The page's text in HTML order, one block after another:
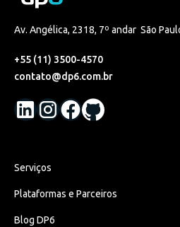
Av. Angélica, 2318, 7º andar São
+55 (11) 3500-4570
contato@dp6.com.br
Serviços
Plataformas e Parceiros
Blog DP6